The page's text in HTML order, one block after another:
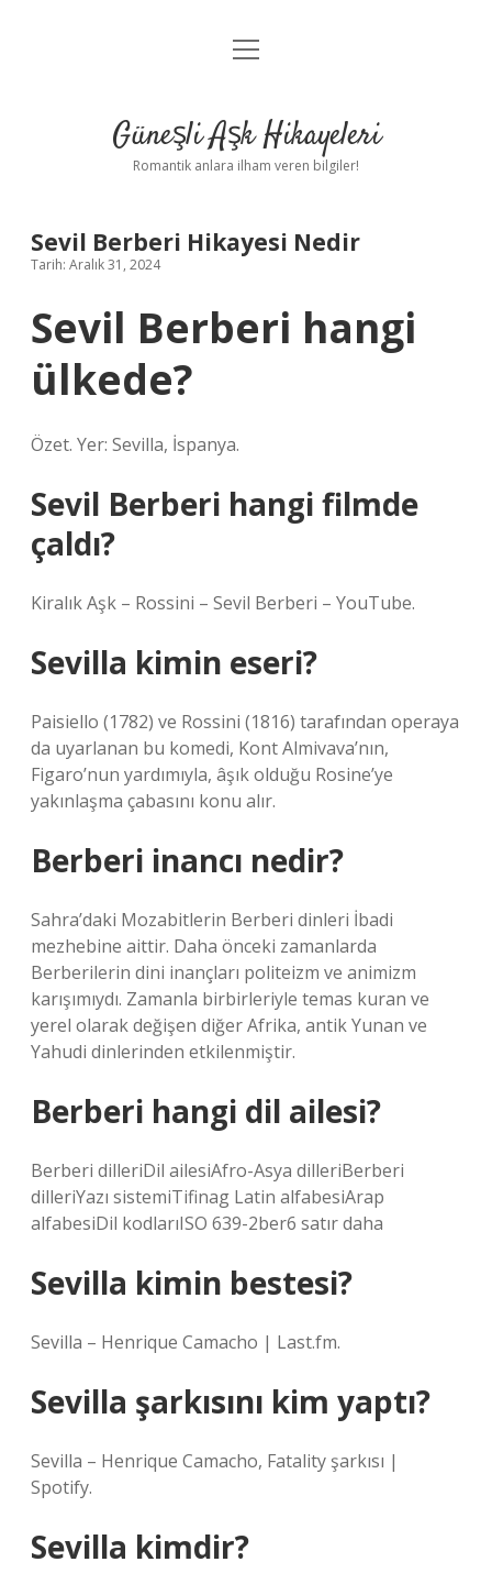
Anasayfa
Yasal Uyarı
menüyü
Güneşli Aşk Hikayeleri
Romantik anlara ilham veren bilgiler!
Sevil Berberi Hikayesi Nedir
Tarih: Aralık 31, 2024
Sevil Berberi hangi
ülkede?
Özet. Yer: Sevilla, İspanya.
Sevil Berberi hangi filmde
çaldı?
Kiralık Aşk – ​​Rossini – Sevil Berberi – YouTube.
Sevilla kimin eseri?
Paisiello (1782) ve Rossini (1816) tarafından operaya
da uyarlanan bu komedi, Kont Almivava’nın,
Figaro’nun yardımıyla, âşık olduğu Rosine’ye
yakınlaşma çabasını konu alır.
Berberi inancı nedir?
Sahra’daki Mozabitlerin Berberi dinleri İbadi
mezhebine aittir. Daha önceki zamanlarda
Berberilerin dini inançları politeizm ve animizm
karışımıydı. Zamanla birbirleriyle temas kuran ve
yerel olarak değişen diğer Afrika, antik Yunan ve
Yahudi dinlerinden etkilenmiştir.
Berberi hangi dil ailesi?
Berberi dilleriDil ailesiAfro-Asya dilleriBerberi
dilleriYazı sistemiTifinag Latin alfabesiArap
alfabesiDil kodlarıISO 639-2ber6 satır daha
Sevilla kimin bestesi?
Sevilla – Henrique Camacho | Last.fm.
Sevilla şarkısını kim yaptı?
Sevilla – Henrique Camacho, Fatality şarkısı |
Spotify.
Sevilla kimdir?